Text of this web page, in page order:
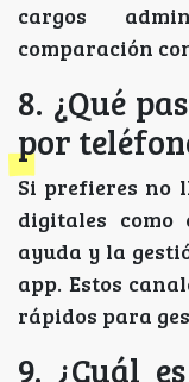
cargos
comparación
8. ¿Qué
por
Si prefieres no
digitales
ayuda y la
app. Estos
rápidos para
9. ¿Cuál